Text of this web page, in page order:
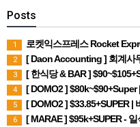
Posts
1 로켓익스프레스 Rocket Express 고객
2 [ Daon Accounting ] 회계사
3 [ 한식당 & BAR ]
4 [ DOMO2 ] $80k~$90+Super
5 [ DOMO2 ] $33.85+SUPER |
6 [ MARAE ] $95k+SUPER -